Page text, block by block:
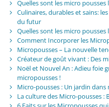
Quelles sont les micro pousses
Culinaires, durables et sains:
du futur
Quelles sont les micro pousses
Comment Incorporer les
Micropousses – La nouvelle
Créateur de goût vivant : Des
Noël et Nouvel An : Adieu foie
micropousses !
Micro-pousses : Un jardin dans
La culture des Micro-pousses :